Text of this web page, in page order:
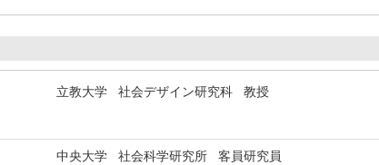
立教大学 社会デザイン研究科 教授
中央大学 社会科学研究所 客員研究員